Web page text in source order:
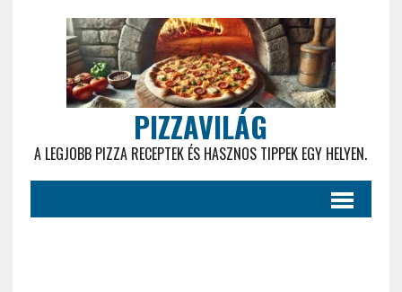
PIZZAVILÁG
A LEGJOBB PIZZA RECEPTEK ÉS HASZNOS TIPPEK EGY HELYEN.